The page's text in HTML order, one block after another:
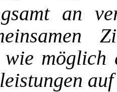
an
möglich